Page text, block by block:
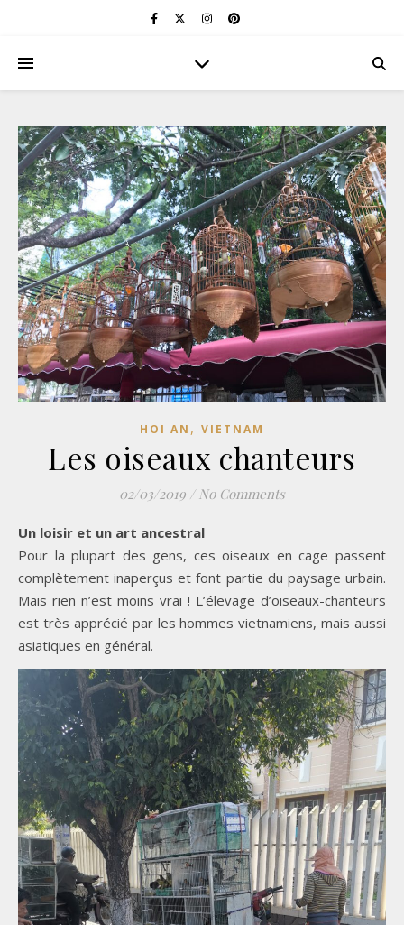
HOI AN , VIETNAM
Les oiseaux chanteurs
02/03/2019 / No Comments
Un loisir et un art ancestral
Pour la plupart des gens, ces oiseaux en cage passent
complètement inaperçus et font partie du paysage urbain.
Mais rien n’est moins vrai ! L’élevage d’oiseaux-chanteurs
est très apprécié par les hommes vietnamiens, mais aussi
asiatiques en général.